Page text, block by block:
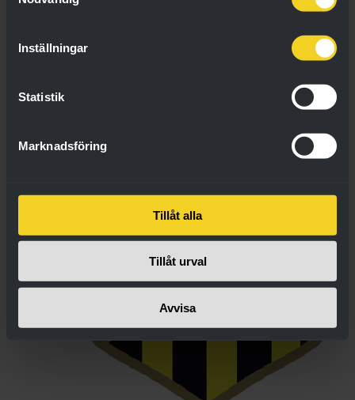
Inställningar
Statistik
Marknadsföring
Tillåt alla
Tillåt urval
Avvisa